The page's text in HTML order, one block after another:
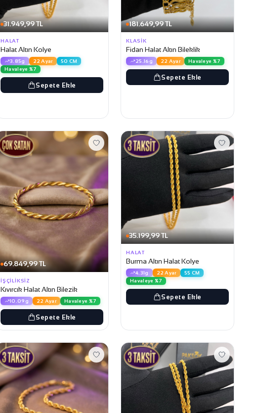
31.949,99 TL
HALAT
Halat Altın Kolye
3.85g 22 Ayar
50 CM
Havaleye %7
Sepete Ekle
181.649,99 TL
KLASIK
Fidan Halat Altın Bileklik
25.16g 22 Ayar Havaleye %7
Sepete Ekle
69.849,99 TL
İŞÇILIKSIZ
Kıvırcık Halat Altın Bilezik
10.09g 22 Ayar Havaleye %7
Sepete Ekle
35.199,99 TL
HALAT
Burma Altın Halat Kolye
4.31g 22 Ayar
55 CM
Havaleye %7
Sepete Ekle